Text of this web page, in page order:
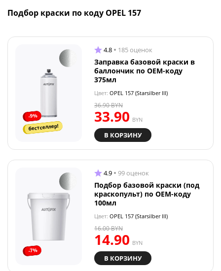
Подбор краски по коду OPEL 157
-9%
бестселлер!
4.8 185 оценок
Заправка базовой краски в
баллончик по OEM-коду
375мл
Цвет: OPEL 157 (Starsilber III)
33.90 BYN
36.90BYN
В КОРЗИНУ
-7%
4.9 99 оценок
Подбор базовой краски (под
краскопульт) по OEM-коду
100мл
Цвет: OPEL 157 (Starsilber III)
14.90 BYN
16.00BYN
В КОРЗИНУ